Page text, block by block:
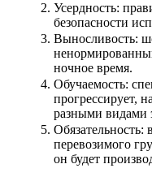
Усердность:
безопасности
Выносливость:
ночное время.
Обучаемость:
прогрессирует,
разными видами
Обязательность:
перевозимого
он будет